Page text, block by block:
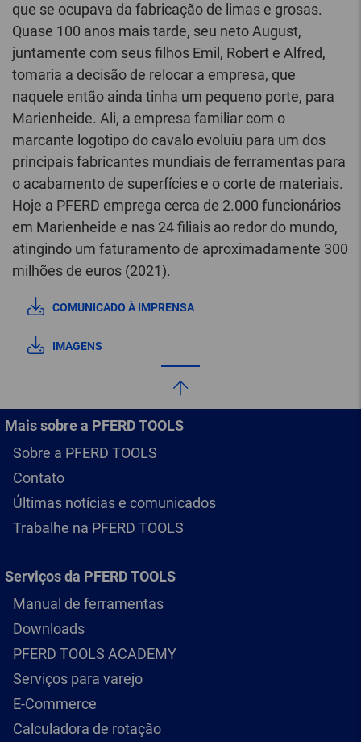
que se ocupava da fabricação de limas e grosas.
Quase 100 anos mais tarde, seu neto August,
juntamente com seus filhos Emil, Robert e Alfred,
tomaria a decisão de relocar a empresa, que
naquele então ainda tinha um pequeno porte, para
Marienheide. Ali, a empresa familiar com o
marcante logotipo do cavalo evoluiu para um dos
principais fabricantes mundiais de ferramentas para
o acabamento de superfícies e o corte de materiais.
Hoje a PFERD emprega cerca de 2.000 funcionários
em Marienheide e nas 24 filiais ao redor do mundo,
atingindo um faturamento de aproximadamente 300
milhões de euros (2021).
COMUNICADO À IMPRENSA
IMAGENS
Mais sobre a PFERD TOOLS
Sobre a PFERD TOOLS
Contato
Últimas notícias e comunicados
Trabalhe na PFERD TOOLS
Serviços da PFERD TOOLS
Manual de ferramentas
Downloads
PFERD TOOLS ACADEMY
Serviços para varejo
E-Commerce
Calculadora de rotação